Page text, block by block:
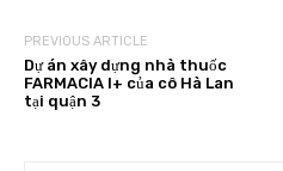
PREVIOUS ARTICLE
Dự án xây dựng nhà thuốc
FARMACIA I+ của cô Hà Lan
tại quận 3